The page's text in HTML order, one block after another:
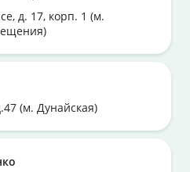
д. 17, корп. 1 (м.
(м. Дунайская)